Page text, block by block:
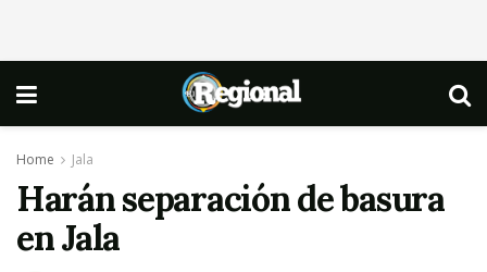
Home Jala
Harán separación de basura
en Jala